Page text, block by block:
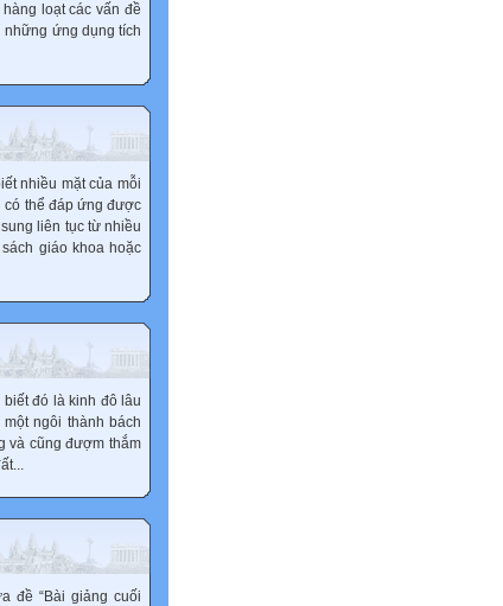
loạt các vấn đề
ứng dụng tích
nhiều mặt của mỗi
có thể đáp ứng được
liên tục từ nhiều
giáo khoa hoặc
biết đó là kinh đô lâu
ngôi thành bách
và cũng đượm thắm
đề “Bài giảng cuối